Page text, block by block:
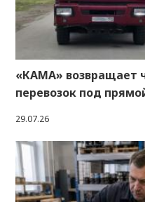
«КАМА» возвращает
перевозок под
29.07.26